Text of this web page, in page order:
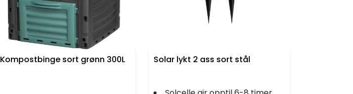
Kompostbinge sort grønn 300L Solar lykt 2 ass sort stål